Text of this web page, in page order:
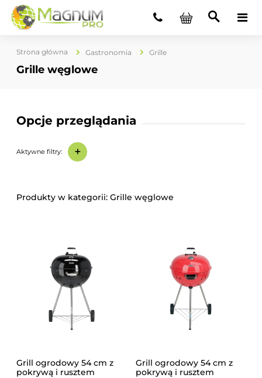
Strona główna Gastronomia Grille
Grille węglowe
Opcje przeglądania
Aktywne filtry: +
Grille węglowe
Grill ogrodowy 54 cm z
pokrywą i rusztem
Grill ogrodowy 54 cm z
pokrywą i rusztem